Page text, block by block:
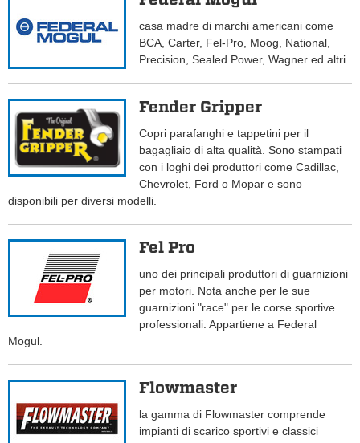
casa madre di marchi americani come
BCA, Carter, Fel-Pro, Moog, National,
Precision, Sealed Power, Wagner ed altri.
Fender Gripper
Copri parafanghi e tappetini per il
bagagliaio di alta qualità. Sono stampati
con i loghi dei produttori come Cadillac,
Chevrolet, Ford o Mopar e sono
disponibili per diversi modelli.
Fel Pro
uno dei principali produttori di guarnizioni
per motori. Nota anche per le sue
guarnizioni "race" per le corse sportive
professionali. Appartiene a Federal
Mogul.
Flowmaster
la gamma di Flowmaster comprende
impianti di scarico sportivi e classici